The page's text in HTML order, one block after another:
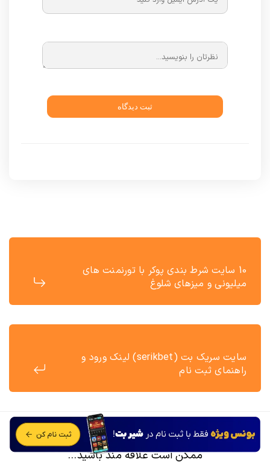
ثبت دیدگاه
10 سایت شرط بندی پوکر با تورنمنت های
میلیونی و میزهای شلوغ
سایت سریک بت (serikbet) لینک ورود و
راهنمای ثبت نام
ممکن است علاقه مند باشید...